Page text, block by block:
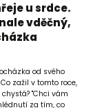
u srdce.
vděčný,
od svého
zažil v tomto roce,
"Chci vám
za tím, co